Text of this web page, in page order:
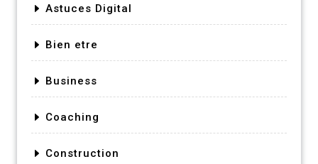
Astuces Digital
Bien etre
Business
Coaching
Construction